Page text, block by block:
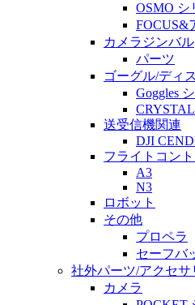
OSMO シ
FOCUS&
カメラジンバル
パーツ
ゴーグル/ディ
Goggles
送受信機関連
DJI
フライトコン
A3
N3
ロボット
その他
プロペラ
セーフバ
社外パーツ/アクセサ
カメラ